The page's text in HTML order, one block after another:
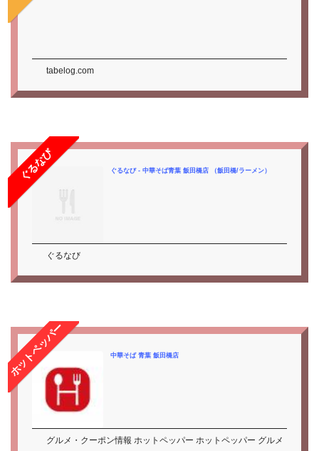
tabelog.com
ぐるなび ぐるなび - 中華そば青葉 飯田橋店 （飯田橋/ラーメン）
ぐるなび
ホットペッパー 中華そば 青葉 飯田橋店
グルメ・クーポン情報 ホットペッパー ホットペッパー グルメ